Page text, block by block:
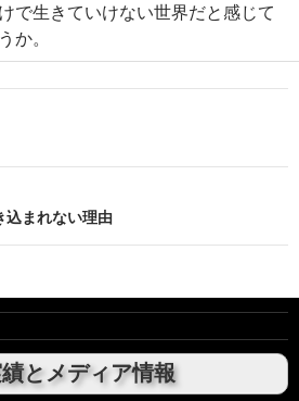
で生きていけない世界だと感じて
か。
込まれない理由
とメディア情報